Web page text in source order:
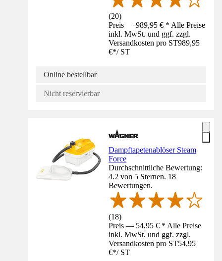
(20)
Preis — 989,95 € * Alle Preise
inkl. MwSt. und ggf. zzgl.
Versandkosten pro ST989,95
€*/ ST
Online bestellbar
Nicht reservierbar
Dampftapetenablöser Steam
Force
Durchschnittliche Bewertung:
4.2 von 5 Sternen. 18
Bewertungen.
(18)
Preis — 54,95 € * Alle Preise
inkl. MwSt. und ggf. zzgl.
Versandkosten pro ST54,95
€*/ ST